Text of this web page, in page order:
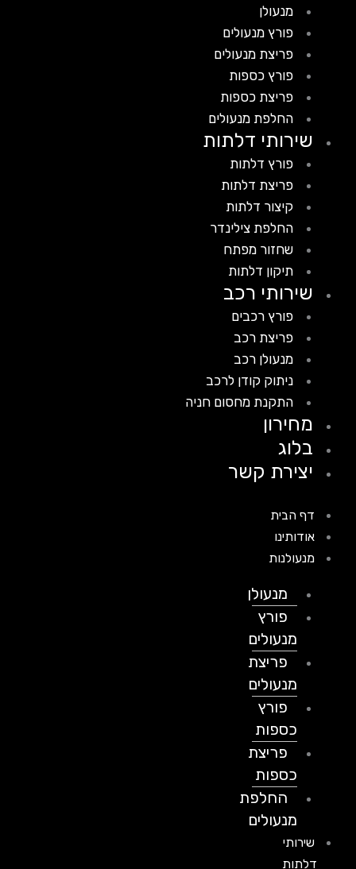
מנעולן
פורץ מנעולים
פריצת מנעולים
פורץ כספות
פריצת כספות
החלפת מנעולים
שירותי דלתות
פורץ דלתות
פריצת דלתות
קיצור דלתות
החלפת צילינדר
שחזור מפתח
תיקון דלתות
שירותי רכב
פורץ רכבים
פריצת רכב
מנעולן רכב
ניתוק קודן לרכב
התקנת מחסום חניה
מחירון
בלוג
יצירת קשר
דף הבית
אודותינו
מנעולנות
מנעולן
פורץ
מנעולים
פריצת
מנעולים
פורץ
כספות
פריצת
כספות
החלפת
מנעולים
שירותי
דלתות